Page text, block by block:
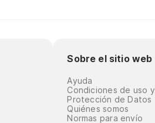
Sobre el sitio web
Ayuda
Condiciones de uso
Protección de Datos
Quiénes somos
Normas para envío